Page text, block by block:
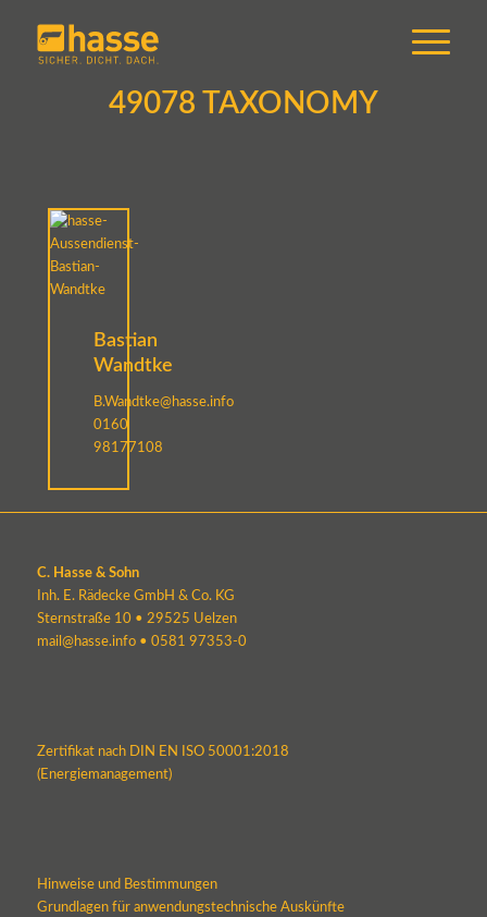
49078 TAXONOMY
Bastian
Wandtke
B.Wandtke@hasse.info
0160
98177108
C. Hasse & Sohn
Inh. E. Rädecke GmbH & Co. KG
Sternstraße 10 • 29525 Uelzen
mail@hasse.info• 0581 97353-0
Zertifikat nach DIN EN ISO 50001:2018
(Energiemanagement)
Hinweise und Bestimmungen
Grundlagen für anwendungstechnische Auskünfte